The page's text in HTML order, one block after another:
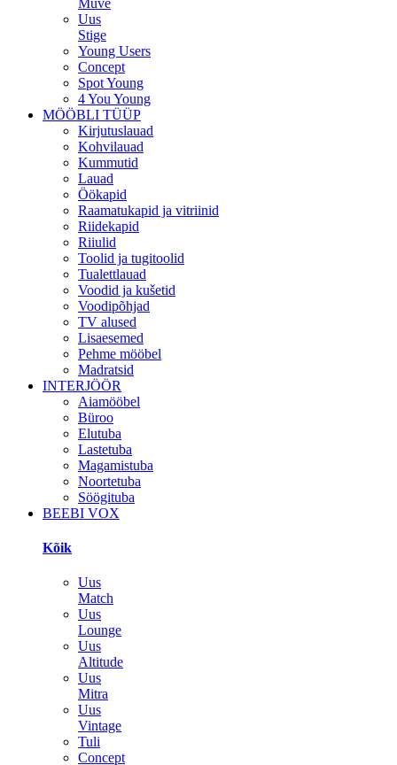
Uus
Stige
Young Users
Concept
Spot Young
4 You Young
MÖÖBLI TÜÜP
Kirjutuslauad
Kohvilauad
Kummutid
Lauad
Öökapid
Raamatukapid ja vitriinid
Riidekapid
Riiulid
Toolid ja tugitoolid
Tualettlauad
Voodid ja kušetid
Voodipõhjad
TV alused
Lisaesemed
Pehme mööbel
Madratsid
INTERJÖÖR
Aiamööbel
Büroo
Elutuba
Lastetuba
Magamistuba
Noortetuba
Söögituba
BEEBI VOX
Kõik
Uus
Match
Uus
Lounge
Uus
Altitude
Uus
Mitra
Uus
Vintage
Tuli
Concept